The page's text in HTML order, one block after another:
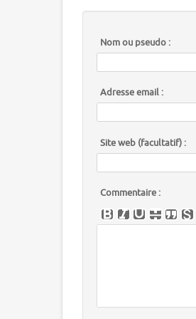
Nom ou pseudo :
Adresse email :
Site web (facultatif) :
Commentaire :